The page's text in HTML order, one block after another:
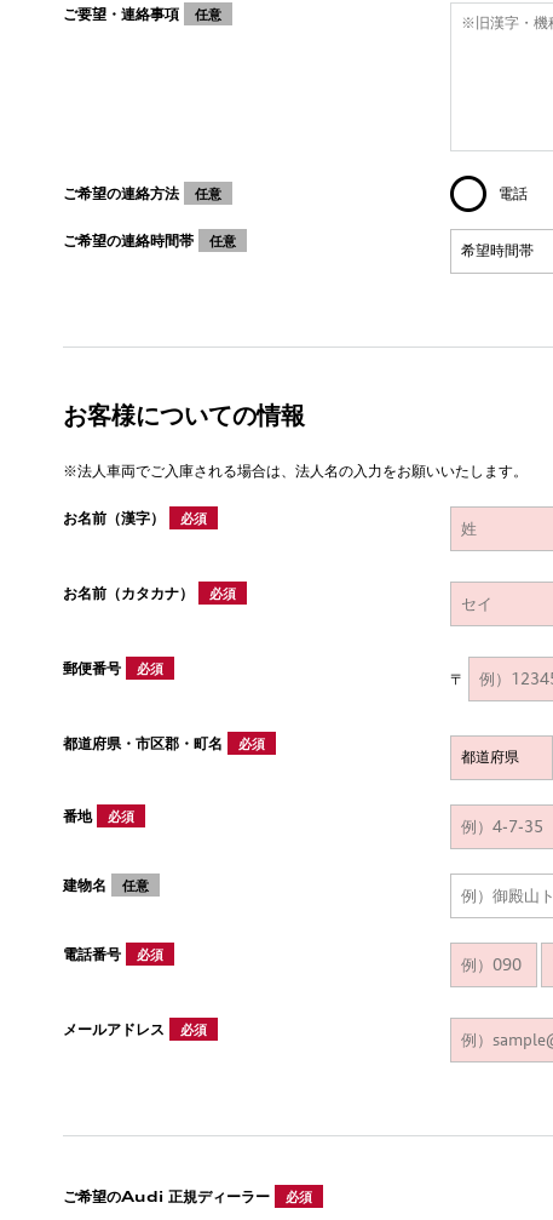
ご要望・連絡事項 任意
ご希望の連絡方法 任意 電話
ご希望の連絡時間帯 任意
お客様についての情報
※法人車両でご入庫される場合は、法人名の入力をお願いいたします。
お名前（漢字） 必須
お名前（カタカナ） 必須
郵便番号 必須
〒
都道府県・市区郡・町名 必須
番地 必須
建物名 任意
電話番号 必須
メールアドレス 必須
ご希望のAudi 正規ディーラー 必須